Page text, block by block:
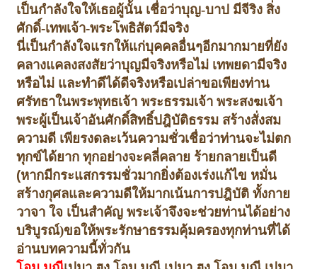
เป็นกำลังใจให้เธอผู้นั้น เชื่อว่าบุญ-บาป มีจีริง สิ่ง
ศักดิ์-เทพเจ้า-พระโพธิสัตว์มีจริง
นี่เป็นกำลังใจแรกให้แก่บุคคลอื่นๆอีกมากมายที่ยัง
คลางแคลงสงสัยว่าบุญมีจริงหรือไม่ เทพยดามีจริง
หรือไม่ และทำดีได้ดีจริงหรือเปล่าขอเพียงท่าน
ศรัทธาในพระพุทธเจ้า พระธรรมเจ้า พระสงฆเจ้า
พระผู้เป็นเจ้าอันศักดิ์สิทธิ์ปฎิบัติธรรม สร้างสั่งสม
ความดี เพียรงดละเว้นความชั่วเชื่อว่าท่านจะไม่ตก
ทุกข์ได้ยาก ทุกอย่างจะคลี่คลาย ร้ายกลายเป็นดี
(หากมีกระแสกรรมชั่วมากยิ่งต้องเร่งแก้ไข หมั่น
สร้างกุศลและความดีให้มากเน้นการปฎิบัติ ทั้งกาย
วาจา ใจ เป็นสำคัญ พระเจ้าจึงจะช่วยท่านได้อย่าง
บริบูรณ์)ขอให้พระรักษาธรรมคุ้มครองทุกท่านที่ได้
อ่านบทความนี้ทั่วกัน